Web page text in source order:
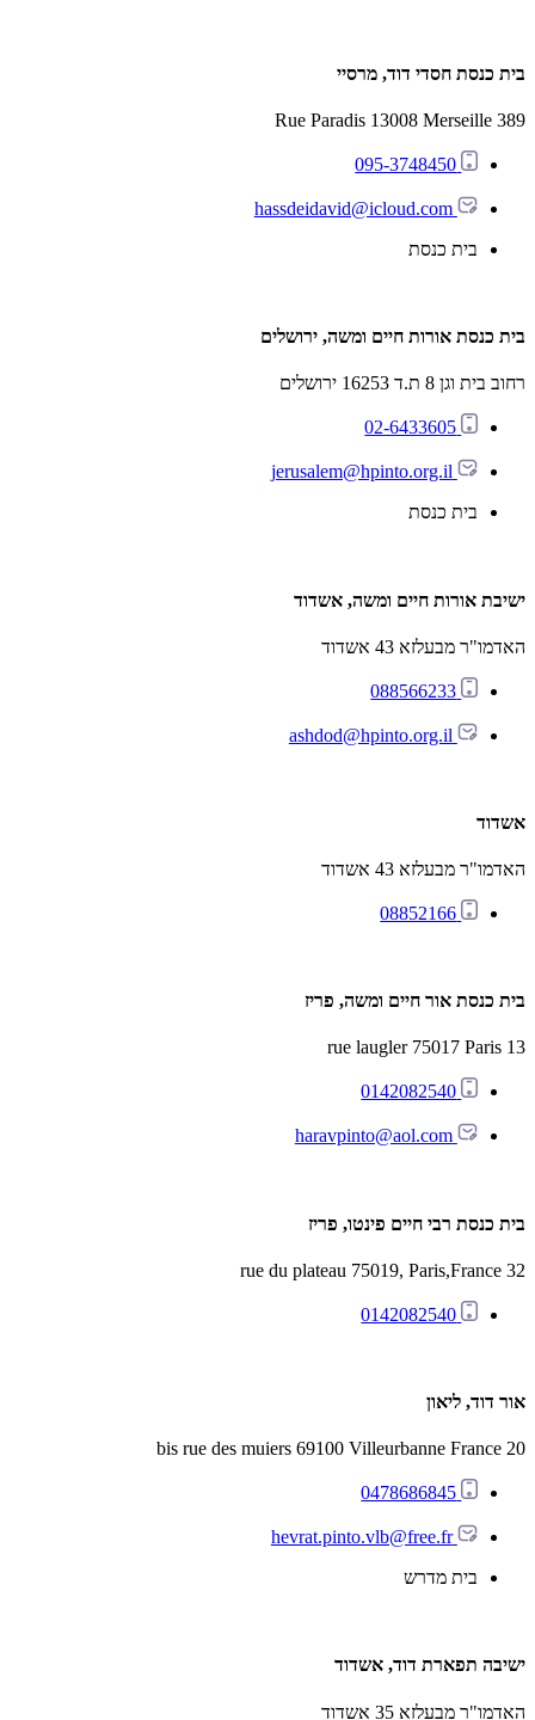
בית כנסת חסדי דוד, מרסיי
389 Rue Paradis 13008 Merseille
095-3748450
hassdeidavid@icloud.com
בית כנסת
בית כנסת אורות חיים ומשה, ירושלים
רחוב בית וגן 8 ת.ד 16253 ירושלים
02-6433605
jerusalem@hpinto.org.il
בית כנסת
ישיבת אורות חיים ומשה, אשדוד
האדמו"ר מבעלזא 43 אשדוד
088566233
ashdod@hpinto.org.il
אשדוד
האדמו"ר מבעלזא 43 אשדוד
08852166
בית כנסת אור חיים ומשה, פריז
13 rue laugler 75017 Paris
0142082540
haravpinto@aol.com
בית כנסת רבי חיים פינטו, פריז
32 rue du plateau 75019, Paris,France
0142082540
אור דוד, ליאון
20 bis rue des muiers 69100 Villeurbanne France
0478686845
hevrat.pinto.vlb@free.fr
בית מדרש
ישיבה תפארת דוד, אשדוד
האדמו"ר מבעלזא 35 אשדוד